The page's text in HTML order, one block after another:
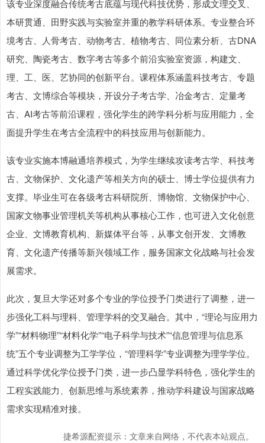
该专业深度融合传统考古底蕴与现代科技优势，形成文理交叉、
本研贯通、田野实践与实验室并重的教学科研体系。专业整合环
境考古、人骨考古、动物考古、植物考古、同位素分析、古DNA
研究、陶瓷考古、数字考古等多个前沿实验室资源，构建文、
理、工、医、艺协同的创新平台。课程体系涵盖科技考古、专题
考古、文博综合等模块，开设分子考古学、冶金考古、定量考
古、AI考古等前沿课程，强化学生的跨学科分析与应用能力，全
面提升学生在考古全流程中的科技应用与创新能力。
该专业实施本博融通培养模式，为学生继续攻读考古学、科技考
古、文物保护、文化遗产等相关方向的硕士、博士学位提供有力
支撑。毕业生可在各级考古科研院所、博物馆、文物保护中心、
国家文物事业管理机关等机构从事核心工作，也可进入文化创意
企业、文博教育机构、新媒体平台等，从事文创开发、文博教
育、文化遗产传播等新兴领域工作，服务国家文化战略与社会发
展需求。
此次，复旦大学还对多个专业的学位授予门类进行了调整，进一
步强化工科与理科、管理学科的交叉融合。其中，“理论与应用力
学”“材料物理”“材料化学”“电子科学与技术”“信息管理与信息系
统”五个专业调整为工学学位，“管理科学”专业调整为理学学位。
通过科学优化学位授予门类，进一步凸显学科特色，强化学生的
工程实践能力、创新思维与系统素养，推动学科建设与国家战略
需求实现精准对接。
捷希源配资提示：文章来自网络，不代表本站观点。